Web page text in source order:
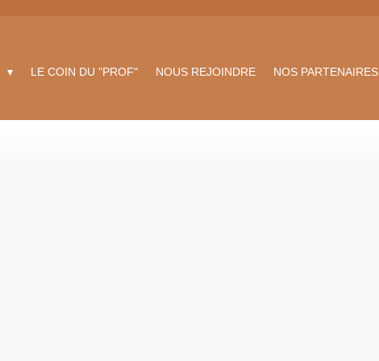
LE COIN DU "PROF" NOUS REJOINDRE
NOS PARTENAIRES